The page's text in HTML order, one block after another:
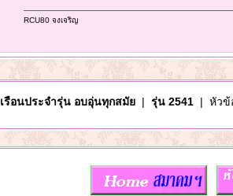
RCU80 จงเจริญ
เรือนประจำรุ่น อบอุ่นทุกสมัย| รุ่น 2541| หัวข้